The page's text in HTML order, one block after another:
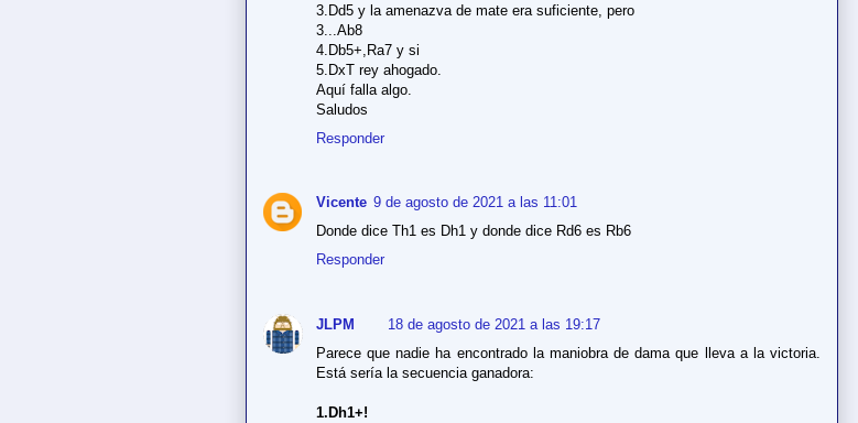
3.Dd5 y la amenazva de mate era suficiente, pero
3...Ab8
4.Db5+,Ra7 y si
5.DxT rey ahogado.
Aquí falla algo.
Saludos
Responder
Vicente 9 de agosto de 2021 a las 11:01
Donde dice Th1 es Dh1 y donde dice Rd6 es Rb6
Responder
JLPM
18 de agosto de 2021 a las 19:17
Parece que nadie ha encontrado la maniobra de dama que lleva a la victoria.
Está sería la secuencia ganadora:
1.Dh1+!